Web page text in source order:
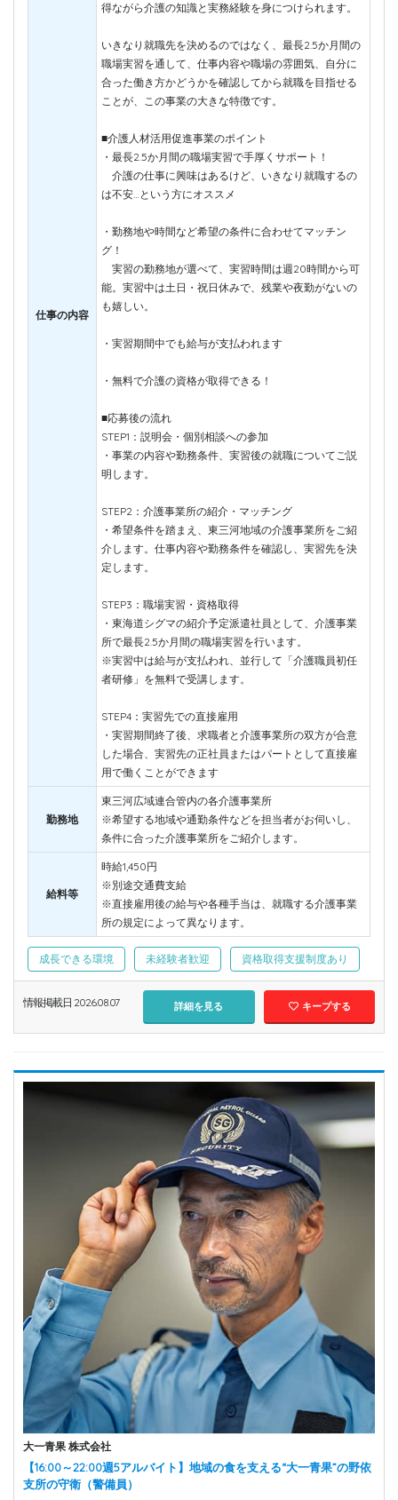
仕事の内容
得ながら介護の知識と実務経験を身につけられます。
いきなり就職先を決めるのではなく、最長2.5か月間の
職場実習を通して、仕事内容や職場の雰囲気、自分に
合った働き方かどうかを確認してから就職を目指せる
ことが、この事業の大きな特徴です。
■介護人材活用促進事業のポイント
・最長2.5か月間の職場実習で手厚くサポート！
介護の仕事に興味はあるけど、いきなり就職するの
は不安…という方にオススメ
・勤務地や時間など希望の条件に合わせてマッチン
グ！
実習の勤務地が選べて、実習時間は週20時間から可
能。実習中は土日・祝日休みで、残業や夜勤がないの
も嬉しい。
・実習期間中でも給与が支払われます
・無料で介護の資格が取得できる！
■応募後の流れ
STEP1：説明会・個別相談への参加
・事業の内容や勤務条件、実習後の就職についてご説
明します。
STEP2：介護事業所の紹介・マッチング
・希望条件を踏まえ、東三河地域の介護事業所をご紹
介します。仕事内容や勤務条件を確認し、実習先を決
定します。
STEP3：職場実習・資格取得
・東海道シグマの紹介予定派遣社員として、介護事業
所で最長2.5か月間の職場実習を行います。
※実習中は給与が支払われ、並行して「介護職員初任
者研修」を無料で受講します。
STEP4：実習先での直接雇用
・実習期間終了後、求職者と介護事業所の双方が合意
した場合、実習先の正社員またはパートとして直接雇
用で働くことができます
勤務地
東三河広域連合管内の各介護事業所
※希望する地域や通勤条件などを担当者がお伺いし、
条件に合った介護事業所をご紹介します。
給料等
時給1,450円
※別途交通費支給
※直接雇用後の給与や各種手当は、就職する介護事業
所の規定によって異なります。
成長できる環境 未経験者歓迎 資格取得支援制度あり
情報掲載日 2026.08.07 詳細を見る キープする
大一青果 株式会社
【16:00～22:00週5アルバイト】地域の食を支える“大一青果”の野依
支所の守衛（警備員）